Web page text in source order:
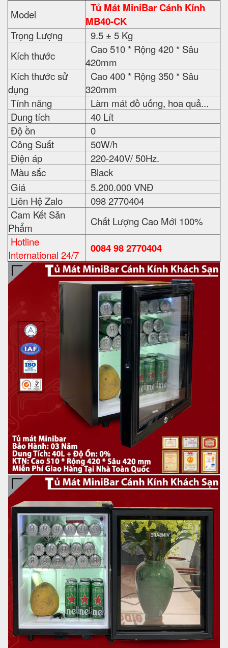
Model
Tủ Mát MiniBar Cánh Kính
MB40-CK
Trọng Lượng
9.5 ± 5 Kg
Kích thước
Cao 510 * Rộng 420 * Sâu
420mm
Kích thước sử
dụng
Cao 400 * Rộng 350 * Sâu
320mm
Tính năng
Làm mát đồ uống, hoa quả...
Dung tích
40 Lít
Độ ồn
0
Công Suất
50W/h
Điện áp
220-240V/ 50Hz.
Màu sắc
Black
Giá
5.200.000 VNĐ
Liên Hệ Zalo
098 2770404
Cam Kết Sản
Phẩm
Chất Lượng Cao Mới 100%
Hotline
International 24/7
0084 98 2770404